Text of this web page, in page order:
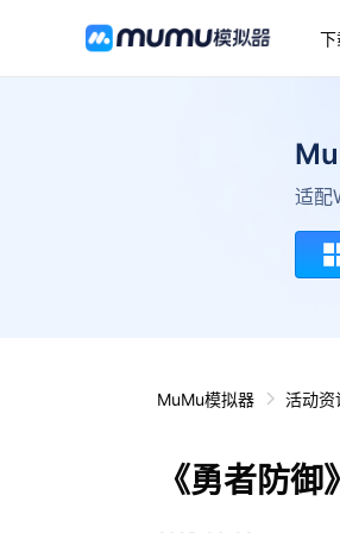
下
适配
MuMu模拟器 活动资
《勇者防